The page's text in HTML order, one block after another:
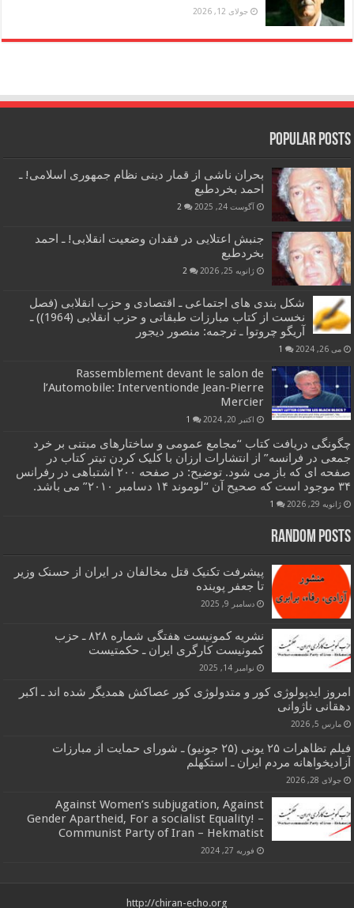
جولای 12, 2026
Popular Posts
بحران ناشی از قمار دینی نظام جمهوری اسلامی! ـ
احمد بخردطبع
آگوست 24, 2025 2
جنبش اعتلایی در فقدان وضعیت انقلابی! ـ احمد
بخردطبع
ژانویه 25, 2026 2
شکل بندی های اجتماعی ـ اقتصادی و حزب انقلابی (فصل
نخست از کتاب مبارزات طبقاتی و حزب انقلابی (1964)) ـ
آریگو چروتوا ـ ترجمه: منصور دیجور
می 26, 2024 1
Rassemblement devant le salon de
l’Automobile: Interventionde Jean-Pierre
Mercier
اکتبر 20, 2024 1
چگونگی دریافت کتاب “مجامع عمومی و ساختارهای مبتنی بر خرد
جمعی در فرانسه” از انتشارات ارزان با کلیک کردن تیتر کتاب در
صفحه ای که باز می شود. توضیح: در صفحه ۲۰۰ اشتباهی در رفرانس
۳۴ موجود است که صحیح آن “لوموند ۱۴ دسامبر ۲۰۱۰” می باشد.
ژانویه 29, 2026 1
Random Posts
پیشرفت تکنیک قتل مخالفان در ایران از حسنک وزیر
تا جعفر پوینده
دسامبر 9, 2025
نشریه کمونیست هفتگی شماره ۸۲۸ ـ حزب
کمونیست کارگری ایران ـ حکمتیست
نوامبر 14, 2025
امروز ایدپولوژی کور و متدولوژی کور عصاکش همدیگر شده اند ـ اکبر
دهقانی ناژوانی
مارس 5, 2026
فیلم تظاهرات ۲۵ یونی (۲۵ جونیو) ـ شورای حمایت از مبارزات
آزادیخواهانه مردم ایران ـ استکهلم
جولای 28, 2026
Against Women’s subjugation, Against
Gender Apartheid, For a socialist Equality! –
Communist Party of Iran – Hekmatist
فوریه 27, 2024
http://chiran-echo.org